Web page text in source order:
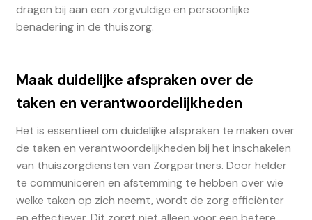
dragen bij aan een zorgvuldige en persoonlijke
benadering in de thuiszorg.
Maak duidelijke afspraken over de
taken en verantwoordelijkheden
Het is essentieel om duidelijke afspraken te maken over
de taken en verantwoordelijkheden bij het inschakelen
van thuiszorgdiensten van Zorgpartners. Door helder
te communiceren en afstemming te hebben over wie
welke taken op zich neemt, wordt de zorg efficiënter